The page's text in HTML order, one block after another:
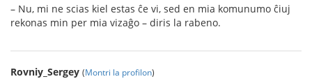
– Nu, mi ne scias kiel estas ĉe vi, sed en mia komunumo ĉiuj
rekonas min per mia vizaĝo – diris la rabeno.
Rovniy_Sergey (Montri la profilon)